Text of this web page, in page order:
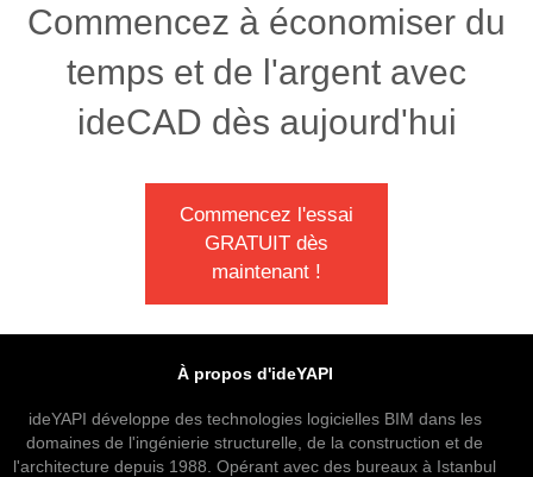
Commencez à économiser du
temps et de l'argent avec
ideCAD dès aujourd'hui
Commencez l'essai
GRATUIT dès
maintenant !
À propos d'ideYAPI
ideYAPI développe des technologies logicielles BIM dans les
domaines de l'ingénierie structurelle, de la construction et de
l'architecture depuis 1988. Opérant avec des bureaux à Istanbul